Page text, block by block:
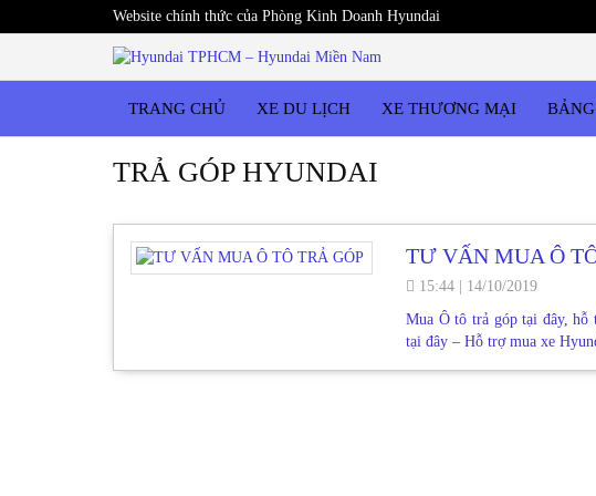
Website chính thức của Phòng Kinh Doanh Hyundai
TRANG CHỦ XE DU LỊCH XE THƯƠNG MẠI
TRẢ GÓP HYUNDAI
TƯ VẤN MUA Ô
15:44
14/10/2019
Mua Ô tô trả góp tại đây,
tại đây – Hỗ trợ mua xe